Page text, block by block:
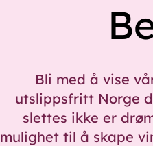
Bli med å vise
utslippsfritt Norge
slettes ikke er
mulighet til å skape